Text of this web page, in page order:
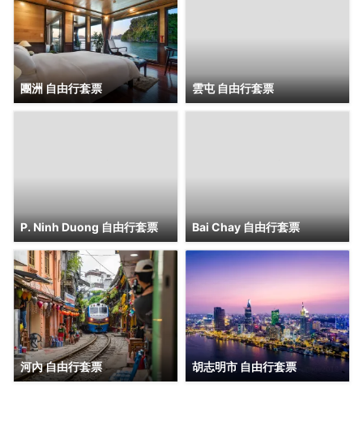
團洲 自由行套票 雲屯 自由行套票
P. Ninh Duong 自由行套票 Bai Chay 自由行套票
河內 自由行套票 胡志明市 自由行套票